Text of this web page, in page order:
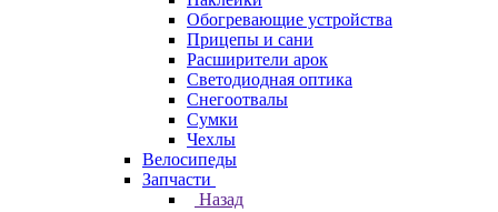
Обогревающие устройства
Прицепы и сани
Расширители арок
Светодиодная оптика
Снегоотвалы
Сумки
Чехлы
Велосипеды
Запчасти
Назад